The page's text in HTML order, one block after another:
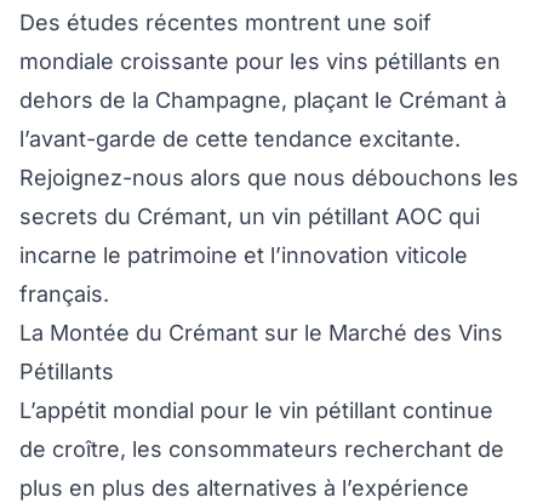
Des études récentes montrent une soif
mondiale croissante pour les vins pétillants en
dehors de la Champagne, plaçant le Crémant à
l’avant-garde de cette tendance excitante.
Rejoignez-nous alors que nous débouchons les
secrets du Crémant, un vin pétillant AOC qui
incarne le patrimoine et l’innovation viticole
français.
La Montée du Crémant sur le Marché des Vins
Pétillants
L’appétit mondial pour le vin pétillant continue
de croître, les consommateurs recherchant de
plus en plus des alternatives à l’expérience